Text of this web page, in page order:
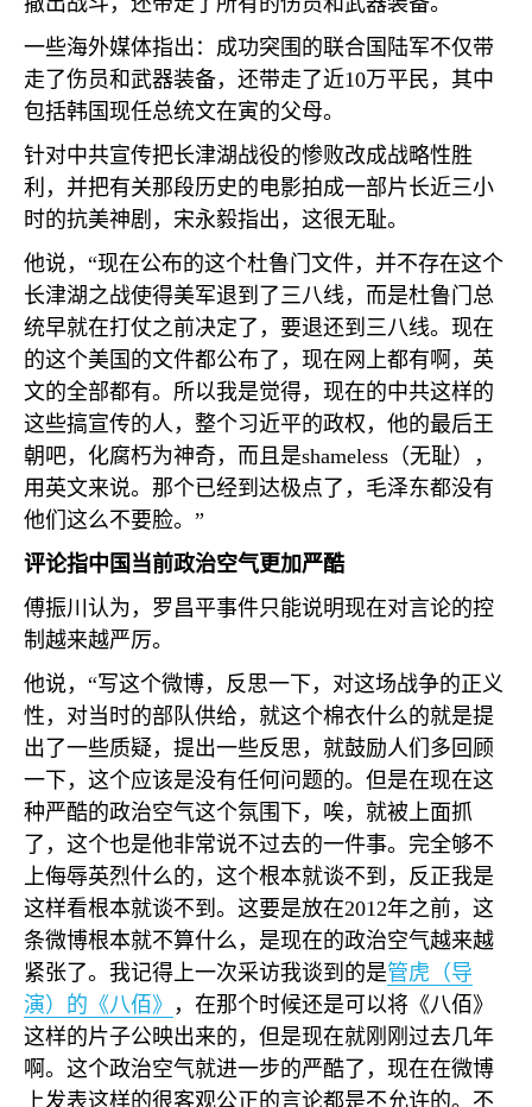
一些海外媒体指出：成功突围的联合国陆军不仅带
走了伤员和武器装备，还带走了近10万平民，其中
包括韩国现任总统文在寅的父母。
针对中共宣传把长津湖战役的惨败改成战略性胜
利，并把有关那段历史的电影拍成一部片长近三小
时的抗美神剧，宋永毅指出，这很无耻。
他说，“现在公布的这个杜鲁门文件，并不存在这个
长津湖之战使得美军退到了三八线，而是杜鲁门总
统早就在打仗之前决定了，要退还到三八线。现在
的这个美国的文件都公布了，现在网上都有啊，英
文的全部都有。所以我是觉得，现在的中共这样的
这些搞宣传的人，整个习近平的政权，他的最后王
朝吧，化腐朽为神奇，而且是shameless （无耻），
用英文来说。那个已经到达极点了，毛泽东都没有
他们这么不要脸。”
评论指中国当前政治空气更加严酷
傅振川认为，罗昌平事件只能说明现在对言论的控
制越来越严厉。
他说，“写这个微博，反思一下，对这场战争的正义
性，对当时的部队供给，就这个棉衣什么的就是提
出了一些质疑，提出一些反思，就鼓励人们多回顾
一下，这个应该是没有任何问题的。但是在现在这
种严酷的政治空气这个氛围下，唉，就被上面抓
了，这个也是他非常说不过去的一件事。完全够不
上侮辱英烈什么的，这个根本就谈不到，反正我是
这样看根本就谈不到。这要是放在2012年之前，这
条微博根本就不算什么，是现在的政治空气越来越
紧张了。我记得上一次采访我谈到的是管虎（导
演）的《八佰》 ，在那个时候还是可以将《八佰》
这样的片子公映出来的，但是现在就刚刚过去几年
啊。这个政治空气就进一步的严酷了，现在在微博
上发表这样的很客观公正的言论都是不允许的。不